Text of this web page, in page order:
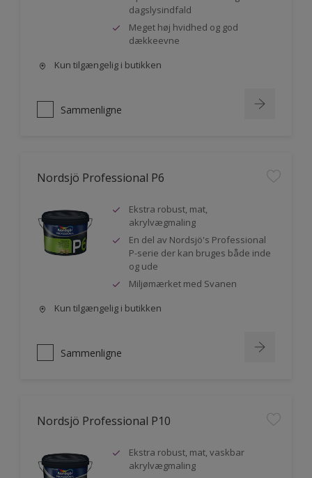
dagslysindfald
Meget høj hvidhed og god
dækkeevne
Kun tilgængelig i butikken
Sammenligne
Nordsjö Professional P6
Ekstra robust, mat,
akrylvægmaling
En del av Nordsjö's Professional
P-serie der kan bruges både inde
og ude
Miljømærket med Svanen
Kun tilgængelig i butikken
Sammenligne
Nordsjö Professional P10
Ekstra robust, mat, vaskbar
akrylvægmaling